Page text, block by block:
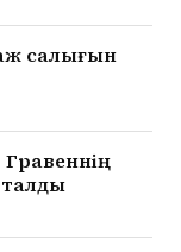
салығын